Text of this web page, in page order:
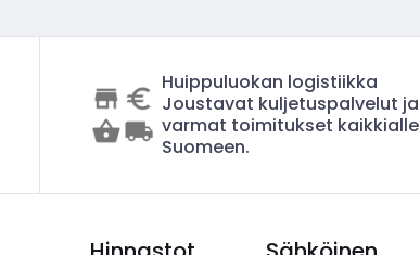
Huippuluokan logistiikka
Joustavat kuljetuspalvelut ja
varmat toimitukset kaikkialle
Suomeen.